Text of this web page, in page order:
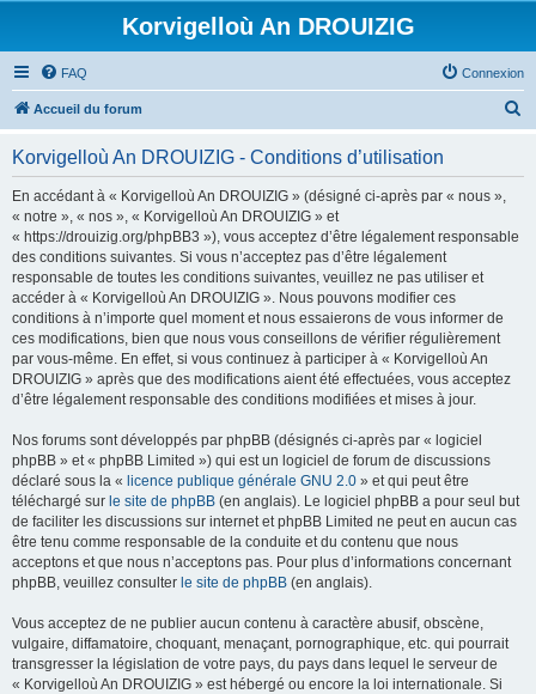
Korvigelloù An DROUIZIG
FAQ Connexion
Accueil du forum
Korvigelloù An DROUIZIG - Conditions d’utilisation
En accédant à « Korvigelloù An DROUIZIG » (désigné ci-après par « nous »,
« notre », « nos », « Korvigelloù An DROUIZIG » et
« https://drouizig.org/phpBB3 »), vous acceptez d’être légalement responsable
des conditions suivantes. Si vous n’acceptez pas d’être légalement
responsable de toutes les conditions suivantes, veuillez ne pas utiliser et
accéder à « Korvigelloù An DROUIZIG ». Nous pouvons modifier ces
conditions à n’importe quel moment et nous essaierons de vous informer de
ces modifications, bien que nous vous conseillons de vérifier régulièrement
par vous-même. En effet, si vous continuez à participer à « Korvigelloù An
DROUIZIG » après que des modifications aient été effectuées, vous acceptez
d’être légalement responsable des conditions modifiées et mises à jour.
Nos forums sont développés par phpBB (désignés ci-après par « logiciel
phpBB » et « phpBB Limited ») qui est un logiciel de forum de discussions
déclaré sous la « licence publique générale GNU 2.0 » et qui peut être
téléchargé sur le site de phpBB (en anglais). Le logiciel phpBB a pour seul but
de faciliter les discussions sur internet et phpBB Limited ne peut en aucun cas
être tenu comme responsable de la conduite et du contenu que nous
acceptons et que nous n’acceptons pas. Pour plus d’informations concernant
phpBB, veuillez consulter le site de phpBB (en anglais).
Vous acceptez de ne publier aucun contenu à caractère abusif, obscène,
vulgaire, diffamatoire, choquant, menaçant, pornographique, etc. qui pourrait
transgresser la législation de votre pays, du pays dans lequel le serveur de
« Korvigelloù An DROUIZIG » est hébergé ou encore la loi internationale. Si